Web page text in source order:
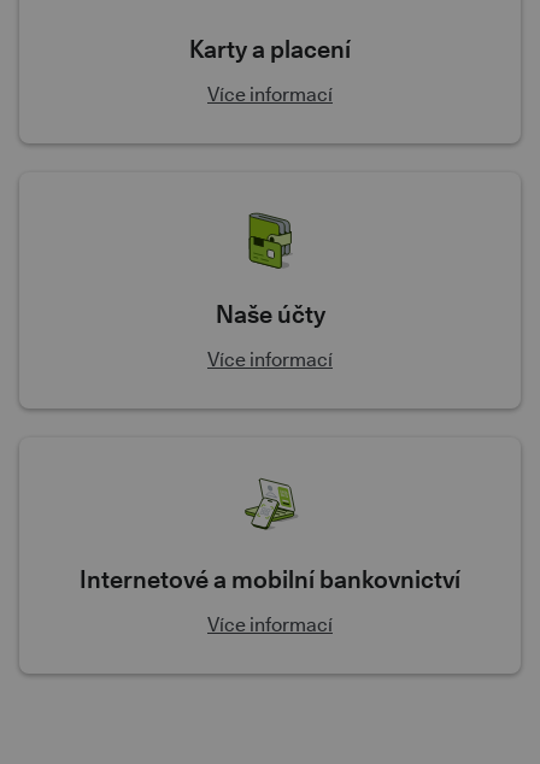
Karty a placení
Více informací
Naše účty
Více informací
Internetové a mobilní bankovnictví
Více informací